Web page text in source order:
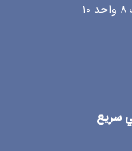
سريع